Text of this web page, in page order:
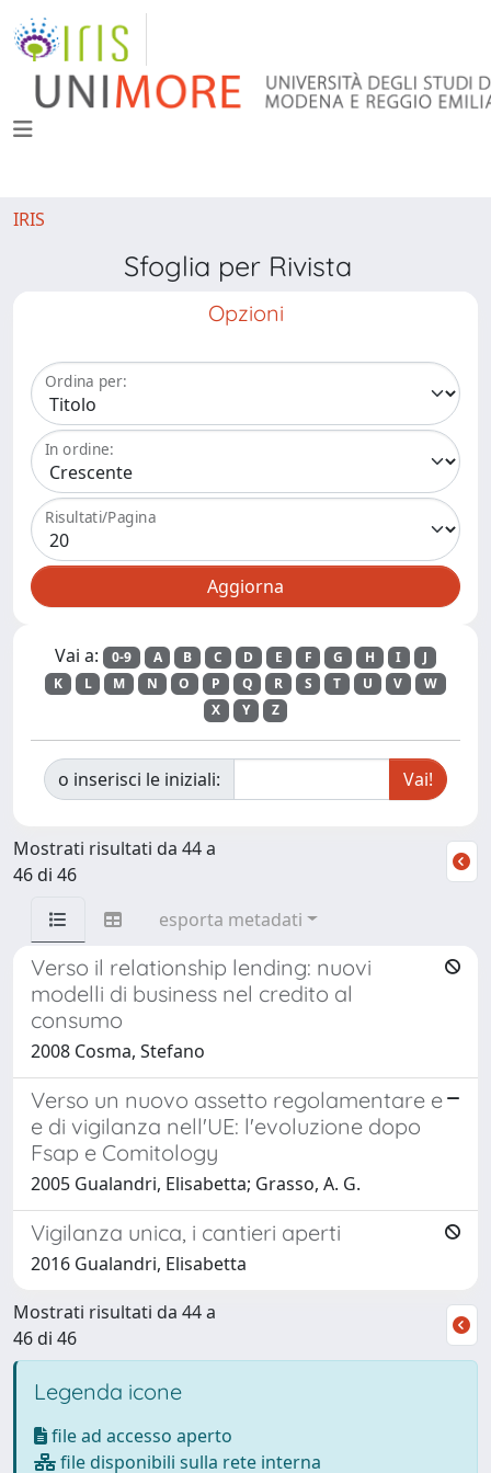
IRIS
Sfoglia per Rivista
Opzioni
Ordina per:
In ordine:
Risultati/Pagina
Vai a: 0-9 A B C D E F G H I
J
K
L M N O P Q R S T U V
W
X
Y Z
o inserisci le iniziali:
Mostrati risultati da 44 a
46 di 46
esporta metadati
Verso il relationship lending: nuovi
modelli di business nel credito al
consumo
2008 Cosma, Stefano
Verso un nuovo assetto regolamentare e
e di vigilanza nell'UE: l'evoluzione dopo
Fsap e Comitology
2005 Gualandri, Elisabetta; Grasso, A. G.
Vigilanza unica, i cantieri aperti
2016 Gualandri, Elisabetta
Mostrati risultati da 44 a
46 di 46
Legenda icone
file ad accesso aperto
file disponibili sulla rete interna